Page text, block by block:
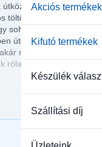
Akciós termékek
Kifutó termékek
Készülék
Szállítási díj
is szeretnék
töltő nem csupán a
soha ne maradjunk le
úton vagyunk.
navigációs
róla, hogy eszközeink
figyelembe venni
illetve a beépített
védelem.
töltők is, amelyek
teszik. Az ilyen